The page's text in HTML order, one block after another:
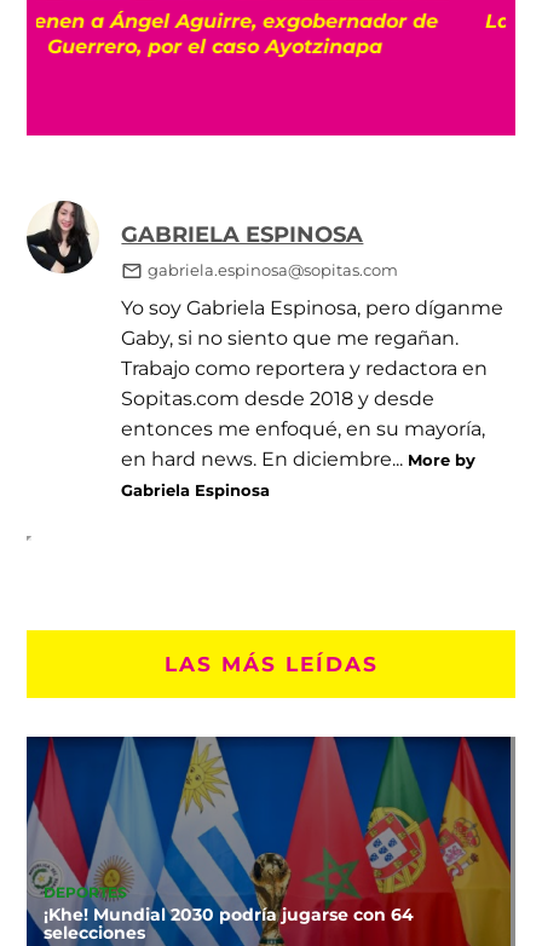
La historia detrás del acervo de fotografías
de la destrucción de Hiroshima
GABRIELA ESPINOSA
gabriela.espinosa@sopitas.com
Yo soy Gabriela Espinosa, pero díganme
Gaby, si no siento que me regañan.
Trabajo como reportera y redactora en
Sopitas.com desde 2018 y desde
entonces me enfoqué, en su mayoría,
en hard news. En diciembre... More by
Gabriela Espinosa
LAS MÁS LEÍDAS
DEPORTES
¡Khe! Mundial 2030 podría jugarse con 64
selecciones